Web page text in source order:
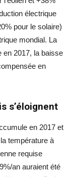
électrique
pour le solaire)
mondial. La
en 2017, la baisse
en
s’éloignent
en 2017 et
température à
requise
an auraient été